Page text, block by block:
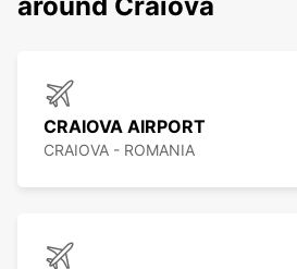
CRAIOVA AIRPORT
CRAIOVA - ROMANIA